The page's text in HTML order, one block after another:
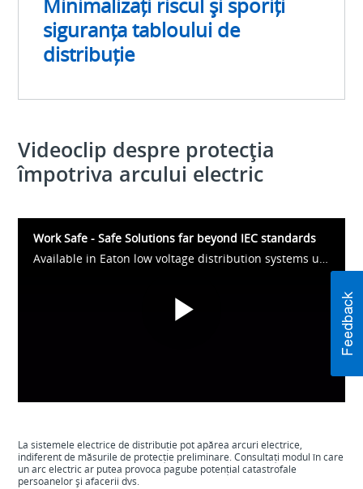
siguranța tabloului de
distribuție
Videoclip despre protecția
împotriva arcului electric
Work Safe - Safe Solutions far beyond IEC standards
Available in Eaton low voltage distribution systems up to 7100 A for commercial and industrial buildings, our safety systems are protecting electrical equipment everywhere.
Video
La sistemele electrice de distribuție pot apărea arcuri electrice,
indiferent de măsurile de protecție preliminare. Consultați modul în care
un arc electric ar putea provoca pagube potențial catastrofale
persoanelor și afacerii dvs.